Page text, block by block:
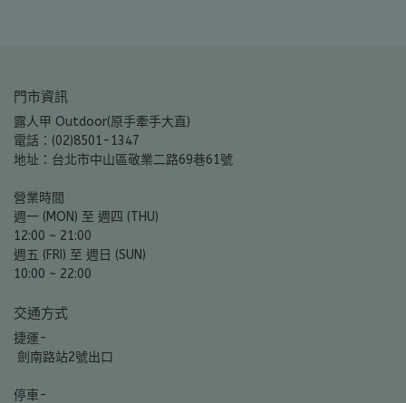
門市資訊
露人甲 Outdoor(原手牽手大直)
電話：(02)8501-1347
地址：台北市中山區敬業二路69巷61號
營業時間
週一 (MON) 至 週四 (THU)
12:00 ~ 21:00
週五 (FRI) 至 週日 (SUN)
10:00 ~ 22:00
交通方式
捷運-
劍南路站2號出口
停車-